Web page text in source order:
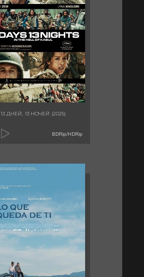
13 ДНЕЙ, 13 НОЧЕЙ (2025)
BDRip/HDRip